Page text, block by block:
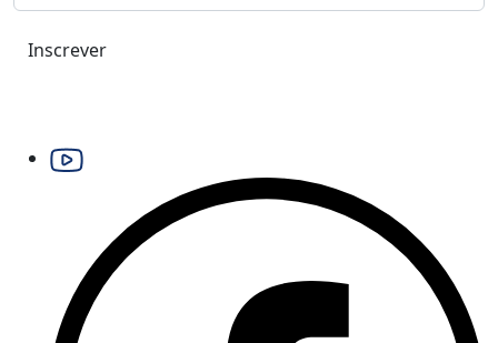
Inscrever